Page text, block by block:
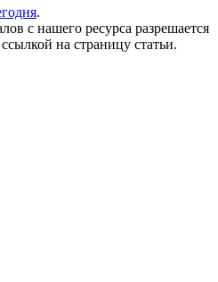
.
с нашего ресурса разрешается
на страницу статьи.